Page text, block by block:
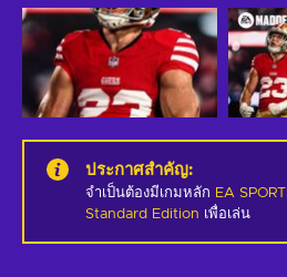
ประกาศสำคัญ:
จำเป็นต้องมีเกมหลัก EA
Standard Edition เพื่อเล่น